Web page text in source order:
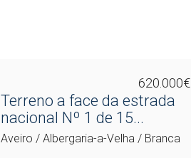
620.000€
Terreno a face da estrada
nacional Nº 1 de 15.​..
Aveiro / Albergaria-a-Velha / Branca